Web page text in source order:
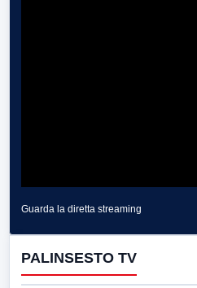
Guarda la diretta streaming
PALINSESTO TV